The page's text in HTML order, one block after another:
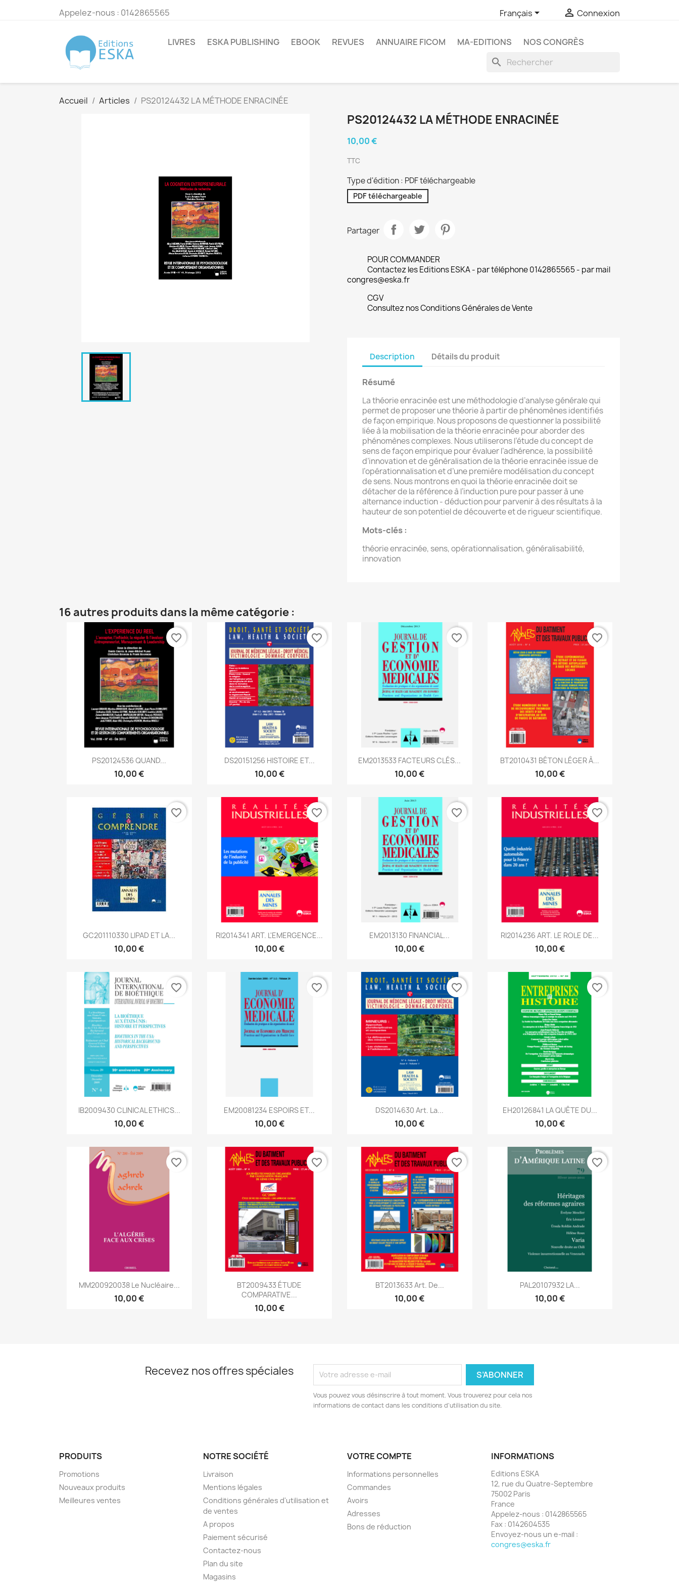
Appelez-nous : 0142865565 Français  Connexion
LIVRES ESKA PUBLISHING EBOOK REVUES ANNUAIRE FICOM MA-EDITIONS NOS CONGRÈS
search
Accueil Articles PS20124432 LA MÉTHODE ENRACINÉE
PS20124432 LA MÉTHODE ENRACINÉE
10,00 €
TTC
Type d'édition : PDF téléchargeable
PDF téléchargeable
Partager
POUR COMMANDER
Contactez les Editions ESKA - par téléphone 0142865565 - par mail
congres@eska.fr
CGV
Consultez nos Conditions Générales de Vente
Description Détails du produit
Résumé
La théorie enracinée est une méthodologie d’analyse générale qui
permet de proposer une théorie à partir de phénomènes identifiés
de façon empirique. Nous proposons de questionner la possibilité
liée à la mobilisation de la théorie enracinée pour aborder des
phénomènes complexes. Nous utiliserons l’étude du concept de
sens de façon empirique pour évaluer l’adhérence, la possibilité
d’innovation et de généralisation de la théorie enracinée issue de
l’opérationnalisation et d’une première modélisation du concept
de sens. Nous montrons en quoi la théorie enracinée doit se
détacher de la référence à l’induction pure pour passer à une
alternance induction - déduction pour parvenir à des résultats à la
hauteur de son potentiel de découverte et de rigueur scientifique.
Mots-clés :
théorie enracinée, sens, opérationnalisation, généralisabilité,
innovation
16 autres produits dans la même catégorie :
Aperçu rapide
PS20124536 QUAND...
10,00 €
favorite_border
Aperçu rapide
DS20151256 HISTOIRE ET...
10,00 €
favorite_border
Aperçu rapide
EM2013533 FACTEURS CLÉS...
10,00 €
favorite_border
Aperçu rapide
BT2010431 BÉTON LÉGER À...
10,00 €
favorite_border
Aperçu rapide
GC201110330 LIPAD ET LA...
10,00 €
favorite_border
Aperçu rapide
RI2014341 ART. L'EMERGENCE...
10,00 €
favorite_border
Aperçu rapide
EM2013130 FINANCIAL...
10,00 €
favorite_border
Aperçu rapide
RI2014236 ART. LE ROLE DE...
10,00 €
favorite_border
Aperçu rapide
IB2009430 CLINICAL ETHICS...
10,00 €
favorite_border
Aperçu rapide
EM20081234 ESPOIRS ET...
10,00 €
favorite_border
Aperçu rapide
DS2014630 Art. La...
10,00 €
favorite_border
Aperçu rapide
EH20126841 LA QUÊTE DU...
10,00 €
favorite_border
Aperçu rapide
MM200920038 Le Nucléaire...
10,00 €
favorite_border
Aperçu rapide
BT2009433 ÉTUDE
COMPARATIVE...
10,00 €
favorite_border
Aperçu rapide
BT2013633 Art. De...
10,00 €
favorite_border
Aperçu rapide
PAL20107932 LA...
10,00 €
favorite_border
Recevez nos offres spéciales
Vous pouvez vous désinscrire à tout moment. Vous trouverez pour cela nos
informations de contact dans les conditions d'utilisation du site.
PRODUITS
Promotions
Nouveaux produits
Meilleures ventes
NOTRE SOCIÉTÉ
Livraison
Mentions légales
Conditions générales d'utilisation et
de ventes
A propos
Paiement sécurisé
Contactez-nous
Plan du site
Magasins
VOTRE COMPTE
Informations personnelles
Commandes
Avoirs
Adresses
Bons de réduction
INFORMATIONS
Editions ESKA
12, rue du Quatre-Septembre
75002 Paris
France
Appelez-nous : 0142865565
Fax : 0142604535
Envoyez-nous un e-mail :
congres@eska.fr